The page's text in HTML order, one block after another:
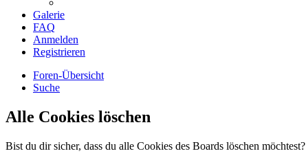
Galerie
FAQ
Anmelden
Registrieren
Foren-Übersicht
Suche
Alle Cookies löschen
Bist du dir sicher, dass du alle Cookies des Boards löschen möchtest?